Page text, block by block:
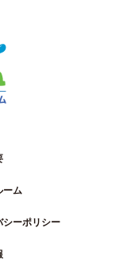
ーム
シーポリシー